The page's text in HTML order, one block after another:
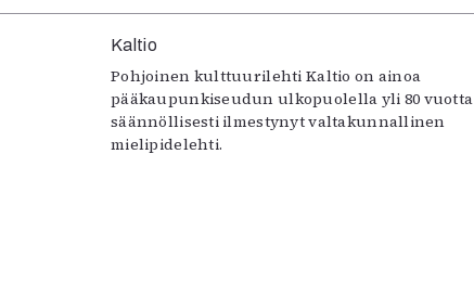
Kaltio
Pohjoinen kulttuurilehti Kaltio on ainoa
pääkaupunkiseudun ulkopuolella yli 80 vuotta
säännöllisesti ilmestynyt valtakunnallinen
mielipidelehti.